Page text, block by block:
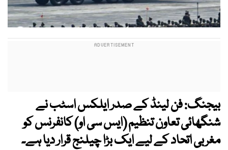
بیجنگ: فن لینڈ کے صدر ایلکس اسٹب نے
شنگھائی تعاون تنظیم (ایس سی او) کانفرنس کو
مغربی اتحاد کے لیے ایک بڑا چیلنج قرار دیا ہے۔